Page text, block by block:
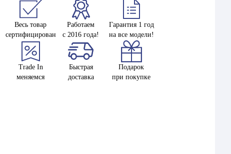
Весь товар
сертифицирован
Работаем
с 2016 года!
Гарантия 1 год
на все модели!
Trade In
меняемся
Быстрая
доставка
Подарок
при покупке